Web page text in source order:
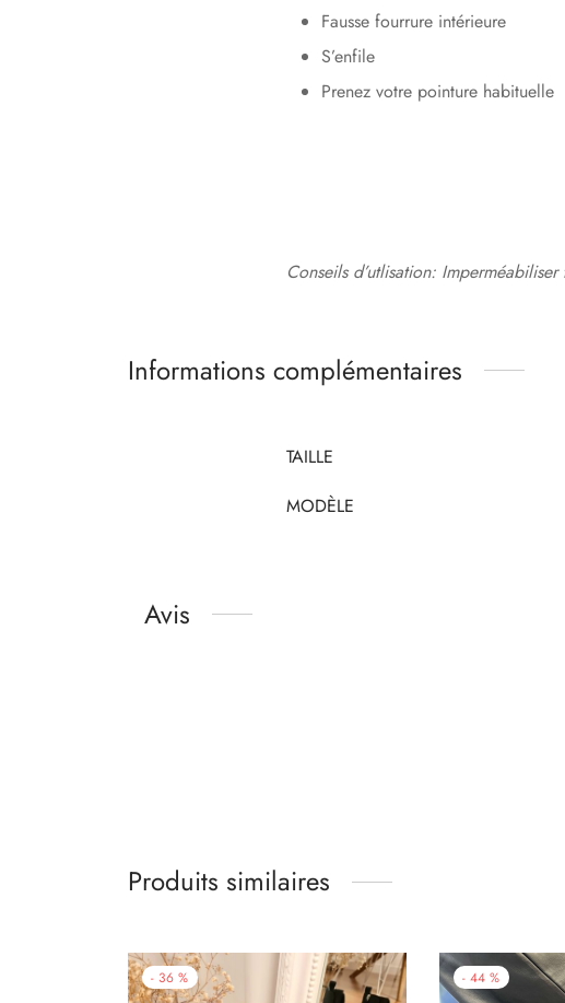
Fausse fourrure intérieure
S’enfile
Prenez votre pointure habituelle
Conseils d’utlisation:
Informations complémentaires
TAILLE
MODÈLE
Avis
Produits similaires
- 36 % - 44 %